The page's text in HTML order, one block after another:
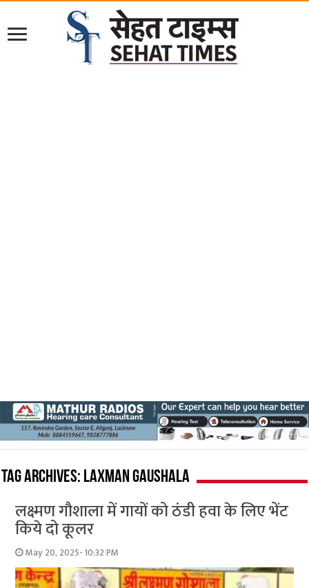
Tag Archives: Laxman Gaushala
लक्ष्मण गौशाला में गायों को ठंडी हवा के लिए भेंट
किये दो कूलर
May 20, 2025- 10:32 PM